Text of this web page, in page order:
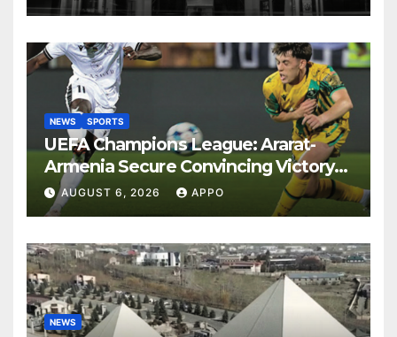
NEWS SPORTS
UEFA Champions League: Ararat-
Armenia Secure Convincing Victory
Over Shamrock Rovers 2-0
AUGUST 6, 2026 APPO
NEWS